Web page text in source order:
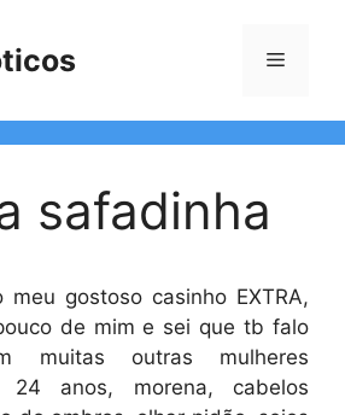
Menu
safadinha
meu gostoso casinho EXTRA,
de mim e sei que tb falo
muitas outras mulheres
24 anos, morena, cabelos